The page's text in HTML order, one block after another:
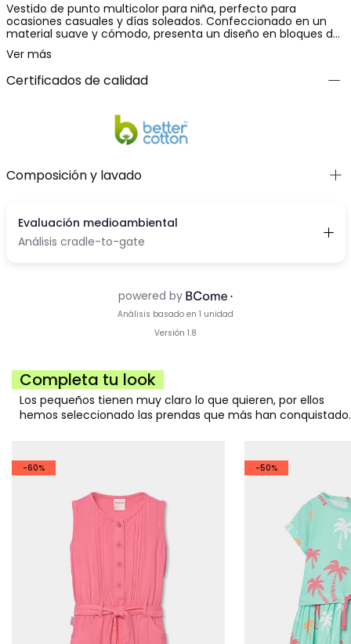
Vestido de punto multicolor para niña, perfecto para
ocasiones casuales y días soleados. Confeccionado en un
material suave y cómodo, presenta un diseño en bloques de
color turquesa, melocotón y rosa que lo hace vibrante y
alegre. Sin estampados, su diseño es sencillo pero eficaz.
Ideal para edades desde 12 meses hasta 10 años, cuenta con
tirantes y un corte amplio, lo que ofrece frescura y libertad
Ver más
Certificados de calidad
Composición y lavado
Completa tu look
Los pequeños tienen muy claro lo que quieren, por ellos
hemos seleccionado las prendas que más han conquistado.
-60% -50%